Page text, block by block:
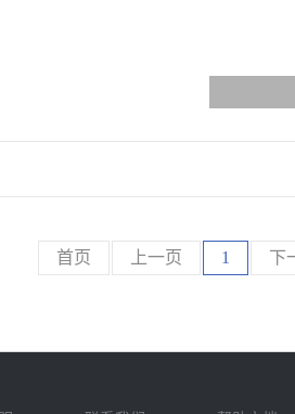
首页 上一页 1 下